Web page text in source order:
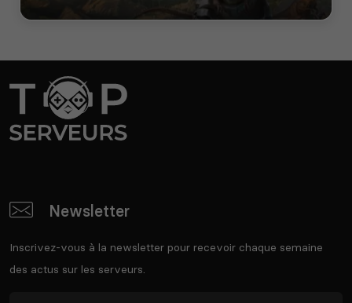
Newsletter
Inscrivez-vous à la newsletter pour recevoir chaque semaine
des actus sur les serveurs.